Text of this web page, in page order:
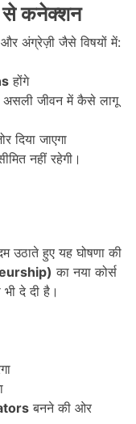
से कनेक्शन
और अंग्रेज़ी जैसे विषयों में:
होंगे
असली जीवन में कैसे लागू
जाएगा
नहीं रहेगी।
हुए यह घोषणा की
का नया कोर्स
दे दी है।
बनने की ओर